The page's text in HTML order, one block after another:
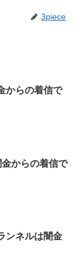
3piece
からの着信で
からの着信で
ンネルは闇金